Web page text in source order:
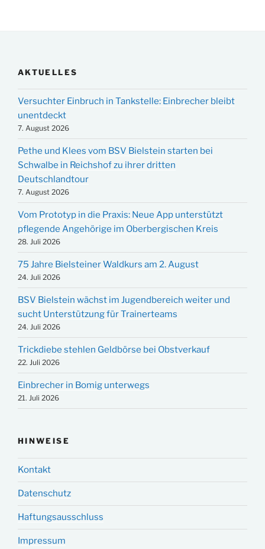
AKTUELLES
Versuchter Einbruch in Tankstelle: Einbrecher bleibt
unentdeckt
7. August 2026
Pethe und Klees vom BSV Bielstein starten bei
Schwalbe in Reichshof zu ihrer dritten
Deutschlandtour
7. August 2026
Vom Prototyp in die Praxis: Neue App unterstützt
pflegende Angehörige im Oberbergischen Kreis
28. Juli 2026
75 Jahre Bielsteiner Waldkurs am 2. August
24. Juli 2026
BSV Bielstein wächst im Jugendbereich weiter und
sucht Unterstützung für Trainerteams
24. Juli 2026
Trickdiebe stehlen Geldbörse bei Obstverkauf
22. Juli 2026
Einbrecher in Bomig unterwegs
21. Juli 2026
HINWEISE
Kontakt
Datenschutz
Haftungsausschluss
Impressum